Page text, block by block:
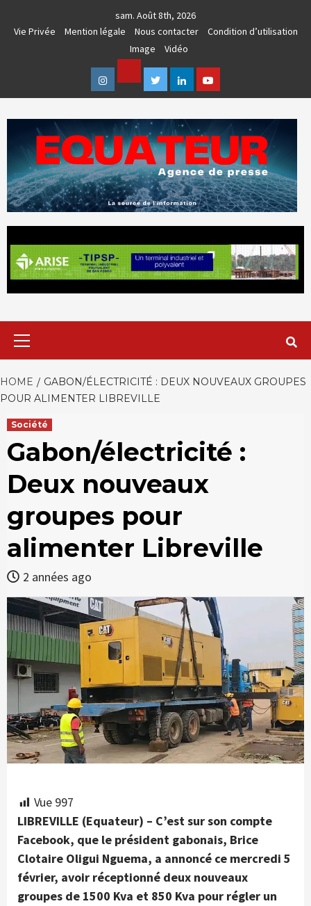
sam. Août 8th, 2026
Vie Privée
Mention légale Nous contacter
Condition d’utilisation
Image
Vidéo
Instagram
Facebook
TwitterLinkedinYoutube
EQUATEUR
HOME
GABON/ÉLECTRICITÉ : DEUX NOUVEAUX GROUPES
POUR ALIMENTER LIBREVILLE
Société
Gabon/électricité :
Deux nouveaux
groupes pour
alimenter Libreville
2 années ago
Vue 997
LIBREVILLE (Equateur) – C’est sur son compte
Facebook, que le président gabonais, Brice
Clotaire Oligui Nguema, a annoncé ce mercredi 5
février, avoir réceptionné deux nouveaux
groupes de 1500 Kva et 850 Kva pour régler un